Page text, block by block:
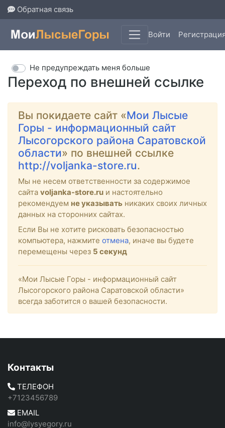
Обратная связь
Войти
Переход по внешней ссылке
Не предупреждать меня больше
Вы покидаете сайт «Мои Лысые
Горы - информационный сайт
Лысогорского района Саратовской
области» по внешней ссылке
http://voljanka-store.ru.
Мы не несем ответственности за содержимое
сайта voljanka-store.ru и настоятельно
рекомендуем не указывать никаких своих личных
данных на сторонних сайтах.
Если Вы не хотите рисковать безопасностью
компьютера, нажмите отмена, иначе вы будете
перемещены через 5 секунд
«Мои Лысые Горы - информационный сайт
Лысогорского района Саратовской области»
всегда заботится о вашей безопасности.
Контакты
ТЕЛЕФОН
+7123456789
EMAIL
info@lysyegory.ru